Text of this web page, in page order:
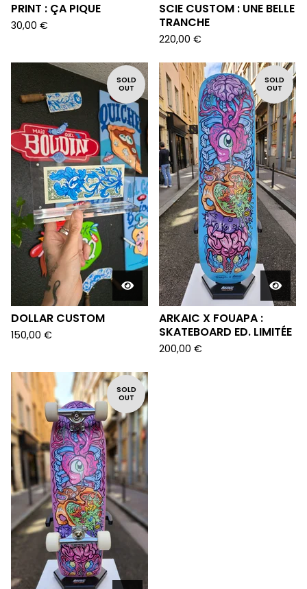
PRINT : ÇA PIQUE
30,00 €
SCIE CUSTOM : UNE BELLE
TRANCHE
220,00 €
SOLD
OUT
DOLLAR CUSTOM
150,00 €
SOLD
OUT
ARKAIC X FOUAPA :
SKATEBOARD ED. LIMITÉE
200,00 €
SOLD
OUT